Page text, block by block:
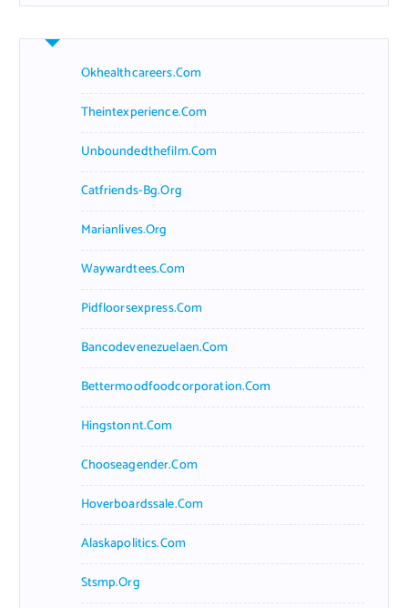
Okhealthcareers.com
Theintexperience.com
Unboundedthefilm.com
Catfriends-Bg.org
Marianlives.org
Waywardtees.com
Pidfloorsexpress.com
Bancodevenezuelaen.com
Bettermoodfoodcorporation.com
Hingstonnt.com
Chooseagender.com
Hoverboardssale.com
Alaskapolitics.com
Stsmp.org